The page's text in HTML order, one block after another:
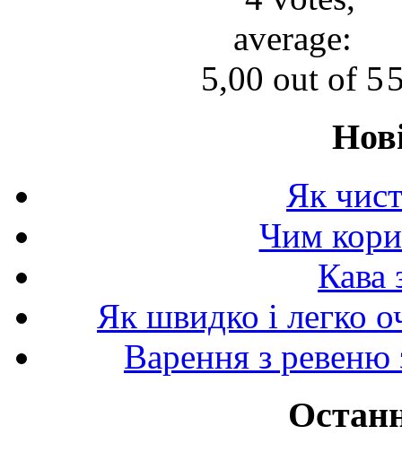
Як
Чим
Кава
Як швидко і легко
Варення з ревеню